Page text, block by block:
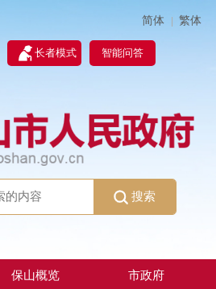
简体 | 繁体
长者模式 智能问答
搜索
保山概览 市政府